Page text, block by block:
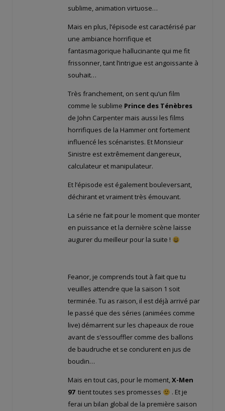
sublime, animation virtuose…
Mais en plus, l’épisode est caractérisé par
une ambiance horrifique et
fantasmagorique hallucinante qui me fit
frissonner, tant l’intrigue est angoissante à
souhait…
Très franchement, on sent qu’un film
comme le sublime Prince des Ténèbres
de John Carpenter mais aussi les films
horrifiques de la Hammer ont fortement
influencé les scénaristes. Et Monsieur
Sinistre est extrêmement dangereux,
calculateur et manipulateur.
Et l’épisode est également bouleversant,
déchirant et vraiment très émouvant.
La série ne fait pour le moment que monter
en puissance et la dernière scène laisse
augurer du meilleur pour la suite !
Feanor, je comprends tout à fait que tu
veuilles attendre que la saison 1 soit
terminée. Tu as raison, il est déjà arrivé par
le passé que des séries (animées comme
live) démarrent sur les chapeaux de roue
avant de s’essouffler comme des ballons
de baudruche et se conclurent en jus de
boudin…
Mais en tout cas, pour le moment,X-Men
97 tient toutes ses promesses
. Et je
ferai un bilan global de la première saison